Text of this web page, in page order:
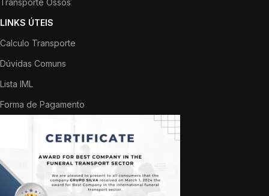
Transporte Ossos
LINKS ÚTEIS
Calculo Transporte
Dúvidas Comuns
Lista IML
Forma de Pagamento